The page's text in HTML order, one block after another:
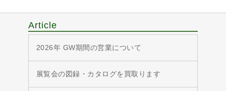
Article
2026年 GW期間の営業について
展覧会の図録・カタログを買取ります